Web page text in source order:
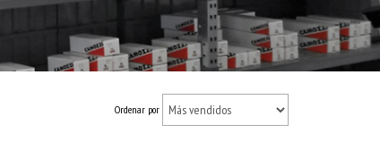
Ordenar por